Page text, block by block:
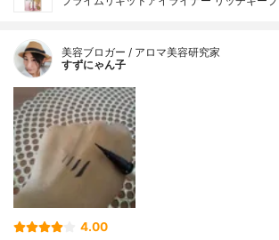
美容ブロガー / アロマ美容研究家
すずにゃん子
4.00